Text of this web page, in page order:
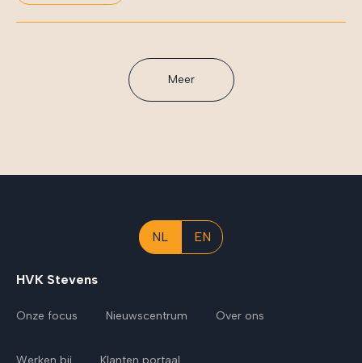
Meer
NL EN
HVK Stevens
Onze focus Nieuwscentrum Over ons
Werken bij Klanten portaal